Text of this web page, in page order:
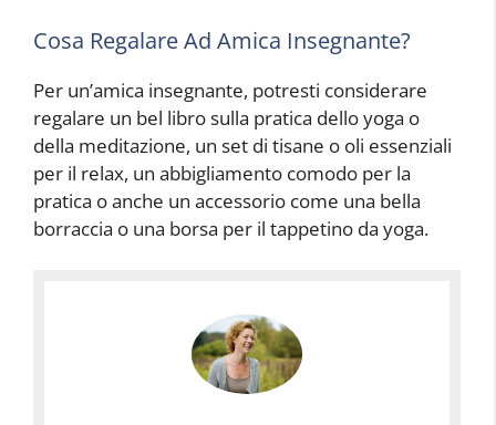
Cosa Regalare Ad Amica Insegnante?
Per un’amica insegnante, potresti considerare
regalare un bel libro sulla pratica dello yoga o
della meditazione, un set di tisane o oli essenziali
per il relax, un abbigliamento comodo per la
pratica o anche un accessorio come una bella
borraccia o una borsa per il tappetino da yoga.